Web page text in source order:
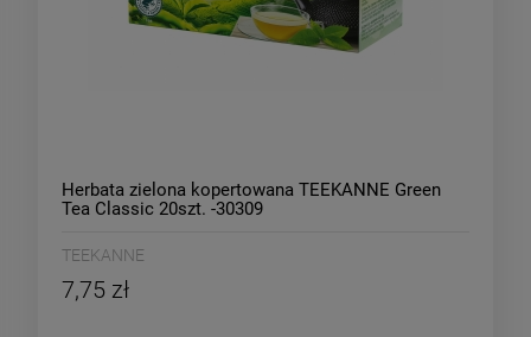
Herbata zielona kopertowana TEEKANNE Green
Tea Classic 20szt. -30309
TEEKANNE
7,75 zł